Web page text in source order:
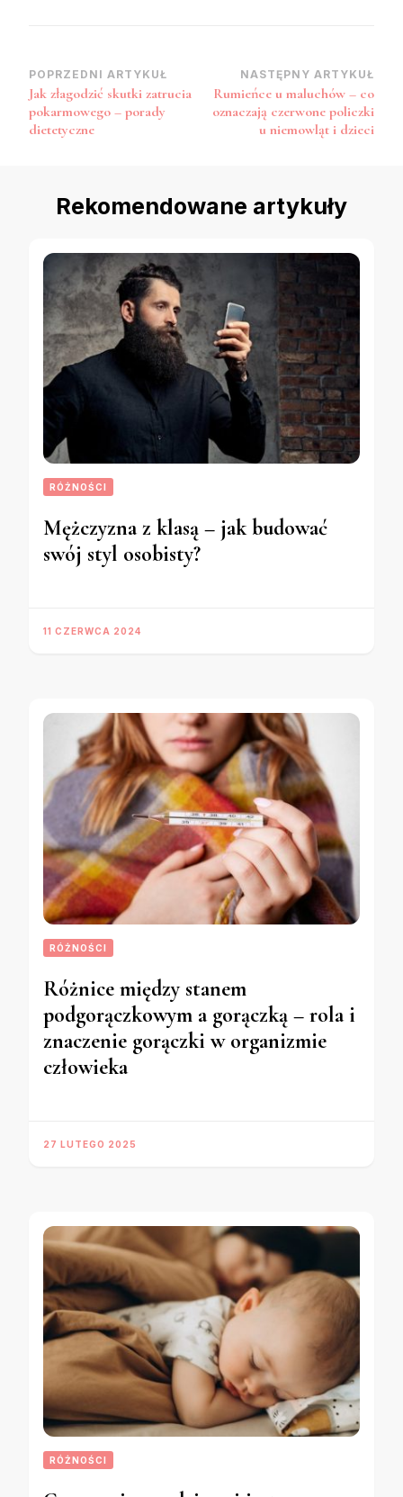
Nawigacja
wpisu
POPRZEDNI ARTYKUŁ
Jak złagodzić skutki zatrucia
pokarmowego – porady
dietetyczne
NASTĘPNY ARTYKUŁ
Rumieńce u maluchów – co
oznaczają czerwone policzki
u niemowląt i dzieci
Rekomendowane artykuły
RÓŻNOŚCI
Mężczyzna z klasą – jak budować
swój styl osobisty?
11 CZERWCA 2024
RÓŻNOŚCI
Różnice między stanem
podgorączkowym a gorączką – rola i
znaczenie gorączki w organizmie
człowieka
27 LUTEGO 2025
RÓŻNOŚCI